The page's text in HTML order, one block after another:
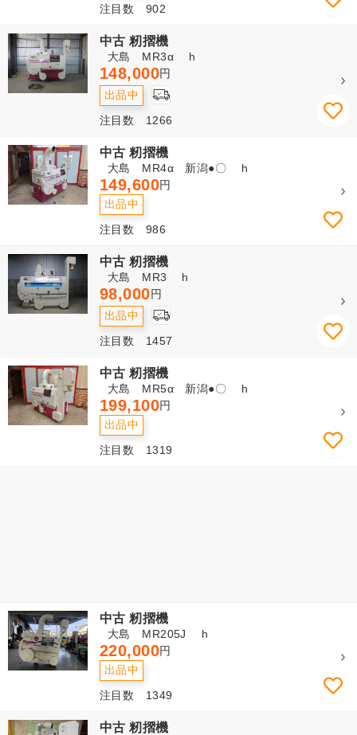
注目数 902
中古 籾摺機
大島 MR3α h
148,000円
出品中
注目数 1266
中古 籾摺機
大島 MR4α 新潟●〇 h
149,600円
出品中
注目数 986
中古 籾摺機
大島 MR3 h
98,000円
出品中
注目数 1457
中古 籾摺機
大島 MR5α 新潟●〇 h
199,100円
出品中
注目数 1319
中古 籾摺機
大島 MR205J h
220,000円
出品中
注目数 1349
中古 籾摺機